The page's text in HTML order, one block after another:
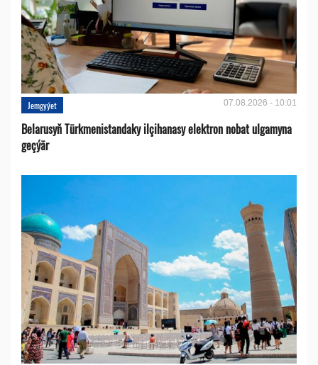
Jemgyýet 07.08.2026 - 10:01
Belarusyň Türkmenistandaky ilçihanasy elektron nobat ulgamyna
geçýär